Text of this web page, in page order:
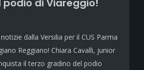
podio di Viareggio!
dalla Versilia per il CUS Parma
Reggiano! Chiara Cavalli, junior
il terzo gradino del podio